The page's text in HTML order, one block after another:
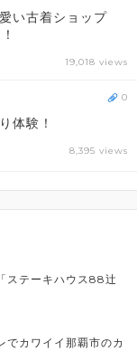
い古着ショップ
19,018 views
体験！
8,395 views
0
ステーキハウス88辻
でカワイイ那覇市のカ